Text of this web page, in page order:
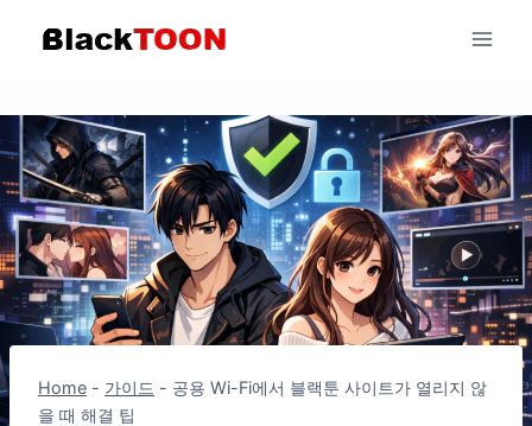
Home - 가이드 - 공용 Wi-Fi에서 블랙툰 사이트가 열리지 않
을 때 해결 팁